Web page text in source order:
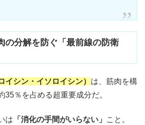
の分解を防ぐ「最前線の防衛
イシン・イソロイシン） は、筋肉を構
35％を占める超重要成分だ。
は 「消化の手間がいらない」 こと。